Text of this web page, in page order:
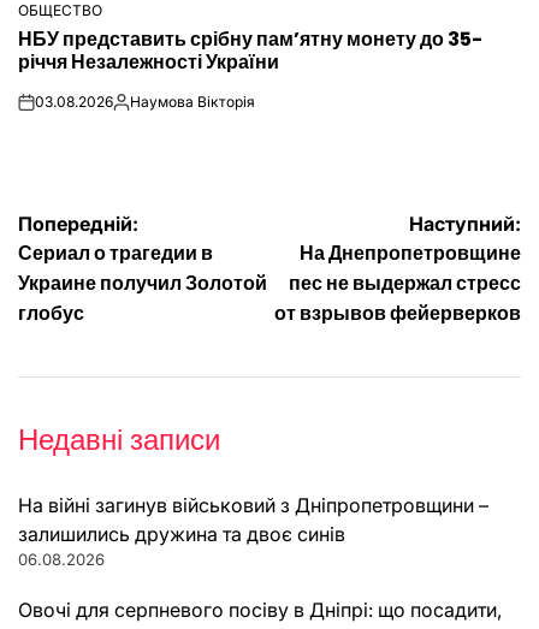
ОПУБЛІКУВАТИ
У
ОБЩЕСТВО
НБУ представить срібну пам’ятну монету до 35-
річчя Незалежності України
on03.08.2026Опубліковано
Наумова Вікторія
Навігація
записів
Попередній:
Сериал о трагедии в
Украине получил Золотой
глобус
Наступний:
На Днепропетровщине
пес не выдержал стресс
от взрывов фейерверков
Недавні записи
На війні загинув військовий з Дніпропетровщини –
залишились дружина та двоє синів
06.08.2026
Овочі для серпневого посіву в Дніпрі: що посадити,